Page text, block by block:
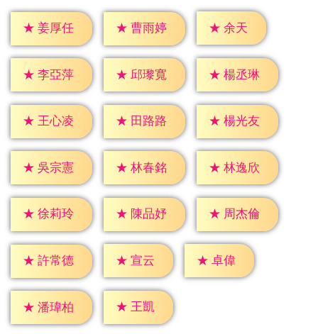
★ 姜厚任 ★ 曹雨婷 ★ 余天
★ 李亞萍 ★ 邱瓈寬 ★ 楊丞琳
★ 王心凌 ★ 田路路 ★ 楊光友
★ 吳宗憲 ★ 林春銘 ★ 林逸欣
★ 徐莉玲 ★ 陳品妤 ★ 周杰倫
★ 許常德 ★ 宣云 ★ 卓偉
★ 潘瑋柏 ★ 王凱